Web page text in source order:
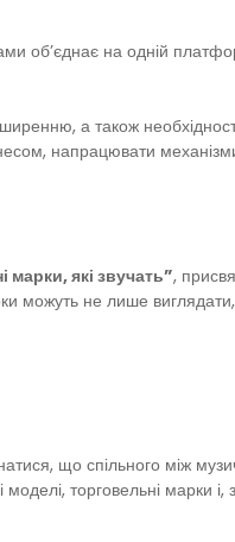
об’єднає на одній
а також
напрацювати
марки, які звучать”,
не лише виглядати,
що спільного між
торговельні марки і,